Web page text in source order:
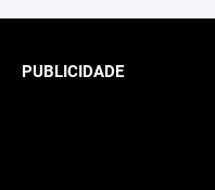
PUBLICIDADE